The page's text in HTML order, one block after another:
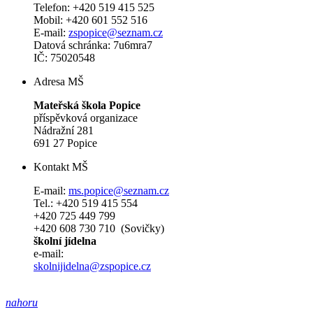
Telefon: +420 519 415 525
Mobil: +420 601 552 516
E-mail: zspopice@seznam.cz
Datová schránka: 7u6mra7
IČ: 75020548
Adresa MŠ
Mateřská škola Popice
příspěvková organizace
Nádražní 281
691 27 Popice
Kontakt MŠ
E-mail: ms.popice@seznam.cz
Tel.: +420 519 415 554
+420 725 449 799
+420 608 730 710 (Sovičky)
školní jídelna
e-mail:
skolnijidelna@zspopice.cz
nahoru